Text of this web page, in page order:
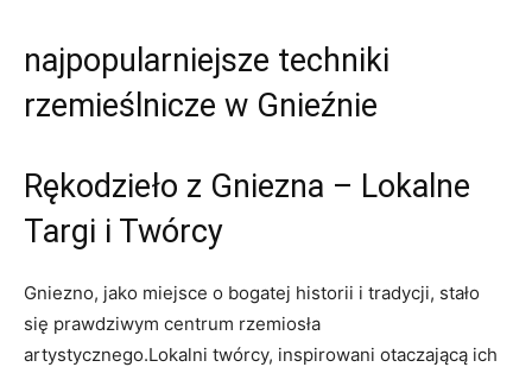
najpopularniejsze techniki
rzemieślnicze w ⁤Gnieźnie
Rękodzieło z ‍Gniezna – Lokalne‍
Targi⁤ i Twórcy
Gniezno, jako‌ miejsce o bogatej historii ​i tradycji, stało‍
się prawdziwym centrum rzemiosła
⁣artystycznego.Lokalni twórcy, inspirowani⁣ otaczającą ich